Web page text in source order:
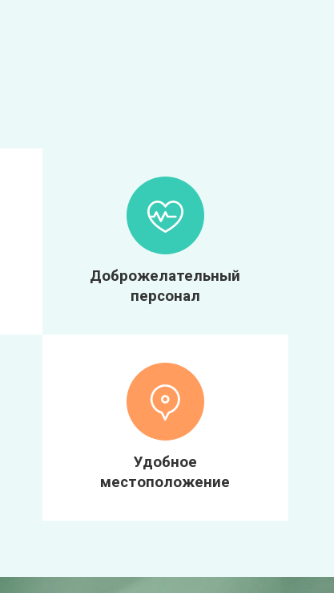
Доброжелательный
персонал
Удобное
местоположение